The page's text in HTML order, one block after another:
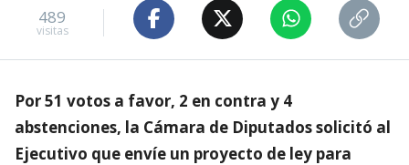
489
visitas
Por 51 votos a favor, 2 en contra y 4
abstenciones, la Cámara de Diputados solicitó al
Ejecutivo que envíe un proyecto de ley para